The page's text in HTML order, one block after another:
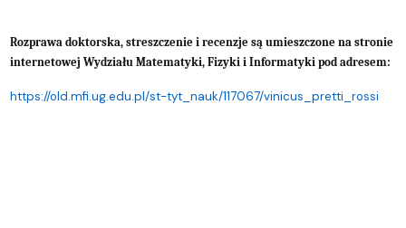
Rozprawa doktorska, streszczenie i recenzje są umieszczone na stronie
internetowej Wydziału Matematyki, Fizyki i Informatyki pod adresem:
https://old.mfi.ug.edu.pl/st-tyt_nauk/117067/vinicus_pretti_rossi